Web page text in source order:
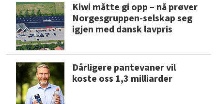
Kiwi måtte gi opp – nå prøver
Norgesgruppen-selskap seg
igjen med dansk lavpris
Dårligere pantevaner vil
koste oss 1,3 milliarder